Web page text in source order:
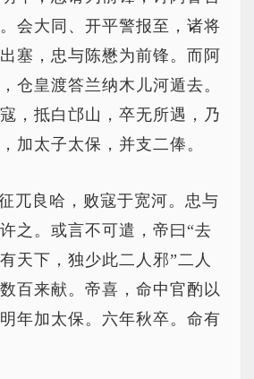
会大同、开平警报至，诸将
塞，忠与陈懋为前锋。而阿
仓皇渡答兰纳木儿河遁去。
，抵白邙山，卒无所遇，乃
加太子太保，并支二俸。
兀良哈，败寇于宽河。忠与
之。或言不可遣，帝曰“去
天下，独少此二人邪”二人
百来献。帝喜，命中官酌以
年加太保。六年秋卒。命有